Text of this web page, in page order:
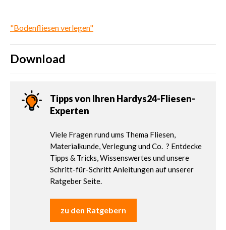
"Bodenfliesen verlegen"
Download
Tipps von Ihren Hardys24-Fliesen-
Experten
Viele Fragen rund ums Thema Fliesen,
Materialkunde, Verlegung und Co. ? Entdecke
Tipps & Tricks, Wissenswertes und unsere
Schritt-für-Schritt Anleitungen auf unserer
Ratgeber Seite.
zu den Ratgebern